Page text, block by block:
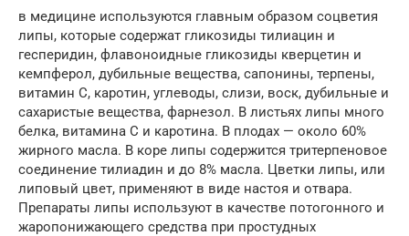
в медицине используются главным образом соцветия
липы, которые содержат гликозиды тилиацин и
гесперидин, флавоноидные гликозиды кверцетин и
кемпферол, дубильные вещества, сапонины, терпены,
витамин С, каротин, углеводы, слизи, воск, дубильные и
сахаристые вещества, фарнезол. В листьях липы много
белка, витамина С и каротина. В плодах — около 60%
жирного масла. В коре липы содержится тритерпеновое
соединение тилиадин и до 8% масла. Цветки липы, или
липовый цвет, применяют в виде настоя и отвара.
Препараты липы используют в качестве потогонного и
жаропонижающего средства при простудных